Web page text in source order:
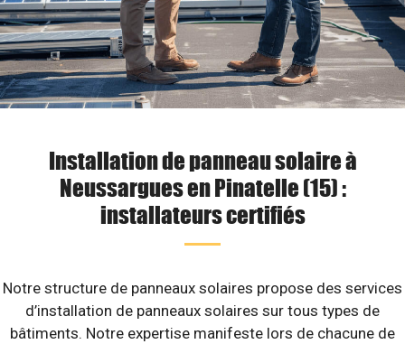
Installation de panneau solaire à
Neussargues en Pinatelle (15) :
installateurs certifiés
Notre structure de panneaux solaires propose des services
d’installation de panneaux solaires sur tous types de
bâtiments. Notre expertise manifeste lors de chacune de